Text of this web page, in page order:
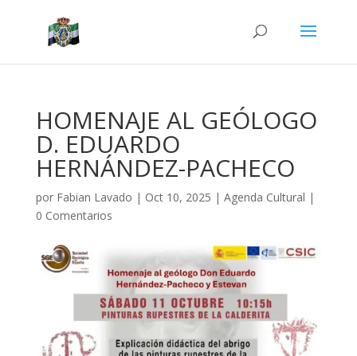
HOMENAJE AL GEÓLOGO
D. EDUARDO
HERNÁNDEZ-PACHECO
por Fabian Lavado | Oct 10, 2025 | Agenda Cultural |
0 Comentarios